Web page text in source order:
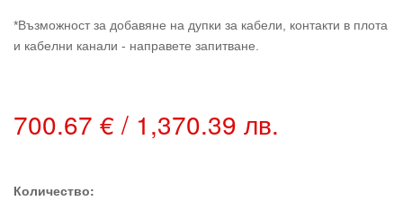
*Възможност за добавяне на дупки за кабели, контакти в плота
и кабелни канали - направете запитване.
700.67 € / 1,370.39 лв.
Количество: